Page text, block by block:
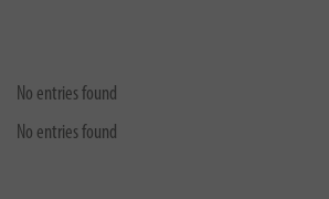
No entries found
No entries found